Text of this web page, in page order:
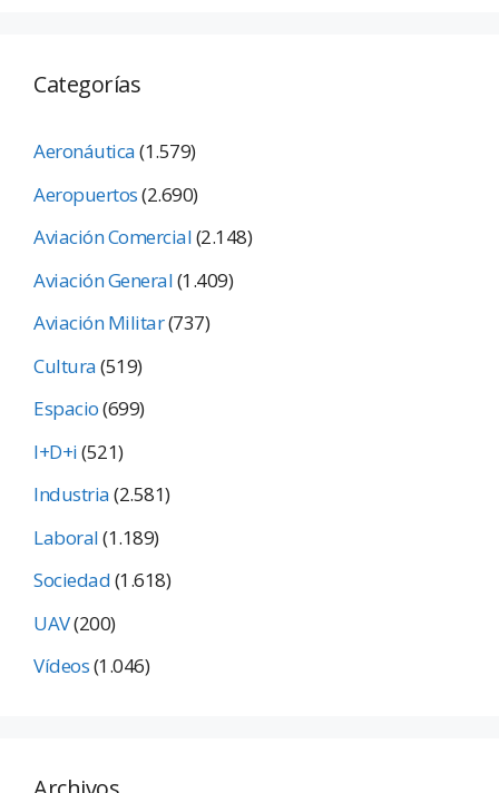
Categorías
Aeronáutica(1.579)
Aeropuertos(2.690)
Aviación Comercial(2.148)
Aviación General(1.409)
Aviación Militar(737)
Cultura(519)
Espacio(699)
I+D+i(521)
Industria(2.581)
Laboral(1.189)
Sociedad(1.618)
UAV(200)
Vídeos(1.046)